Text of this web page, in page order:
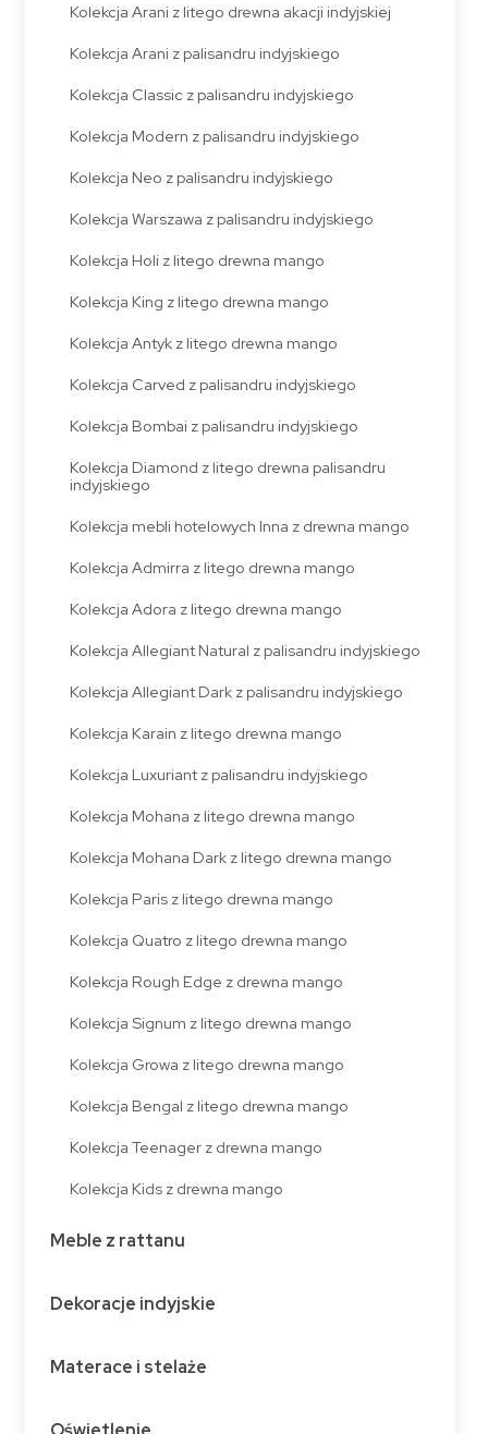
Kolekcja Arani z litego drewna akacji indyjskiej
Kolekcja Arani z palisandru indyjskiego
Kolekcja Classic z palisandru indyjskiego
Kolekcja Modern z palisandru indyjskiego
Kolekcja Neo z palisandru indyjskiego
Kolekcja Warszawa z palisandru indyjskiego
Kolekcja Holi z litego drewna mango
Kolekcja King z litego drewna mango
Kolekcja Antyk z litego drewna mango
Kolekcja Carved z palisandru indyjskiego
Kolekcja Bombai z palisandru indyjskiego
Kolekcja Diamond z litego drewna palisandru
indyjskiego
Kolekcja mebli hotelowych Inna z drewna mango
Kolekcja Admirra z litego drewna mango
Kolekcja Adora z litego drewna mango
Kolekcja Allegiant Natural z palisandru indyjskiego
Kolekcja Allegiant Dark z palisandru indyjskiego
Kolekcja Karain z litego drewna mango
Kolekcja Luxuriant z palisandru indyjskiego
Kolekcja Mohana z litego drewna mango
Kolekcja Mohana Dark z litego drewna mango
Kolekcja Paris z litego drewna mango
Kolekcja Quatro z litego drewna mango
Kolekcja Rough Edge z drewna mango
Kolekcja Signum z litego drewna mango
Kolekcja Growa z litego drewna mango
Kolekcja Bengal z litego drewna mango
Kolekcja Teenager z drewna mango
Kolekcja Kids z drewna mango
Meble z rattanu
Dekoracje indyjskie
Materace i stelaże